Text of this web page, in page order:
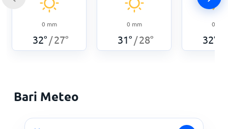
0 mm
32° /27°
0 mm
31° /28°
0
32°
Bari Meteo